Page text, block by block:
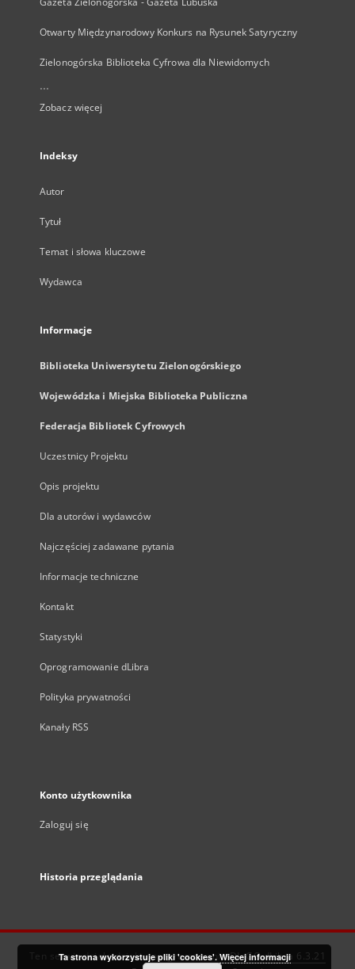
Otwarty Międzynarodowy Konkurs na Rysunek Satyryczny
Zielonogórska Biblioteka Cyfrowa dla Niewidomych
...
Zobacz więcej
Indeksy
Autor
Tytuł
Temat i słowa kluczowe
Wydawca
Informacje
Biblioteka Uniwersytetu Zielonogórskiego
Wojewódzka i Miejska Biblioteka Publiczna
Federacja Bibliotek Cyfrowych
Uczestnicy Projektu
Opis projektu
Dla autorów i wydawców
Najczęściej zadawane pytania
Informacje techniczne
Kontakt
Statystyki
Oprogramowanie dLibra
Polityka prywatności
Kanały RSS
Konto użytkownika
Zaloguj się
Historia przeglądania
Ten serwis działa dzięki oprogramowaniuDInGO dLibra 6.3.21
Ta strona wykorzystuje pliki 'cookies'. Więcej informacji